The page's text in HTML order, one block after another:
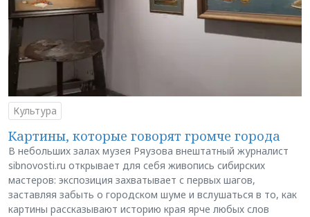
Культура
Картины, которые говорят громче города
В небольших залах музея Ряузова внештатный журналист
sibnovosti.ru открывает для себя живопись сибирских
мастеров: экспозиция захватывает с первых шагов,
заставляя забыть о городском шуме и вслушаться в то, как
картины рассказывают историю края ярче любых слов